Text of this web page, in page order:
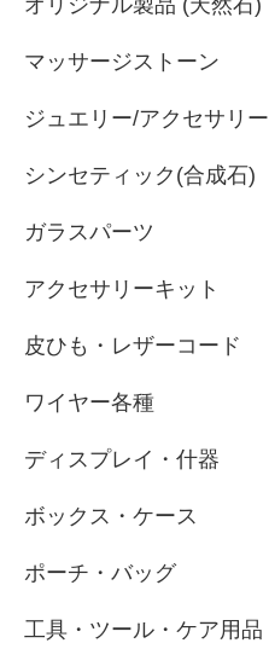
オリジナル製品 (天然石)
マッサージストーン
ジュエリー/アクセサリー
シンセティック(合成石)
ガラスパーツ
アクセサリーキット
皮ひも・レザーコード
ワイヤー各種
ディスプレイ・什器
ボックス・ケース
ポーチ・バッグ
工具・ツール・ケア用品